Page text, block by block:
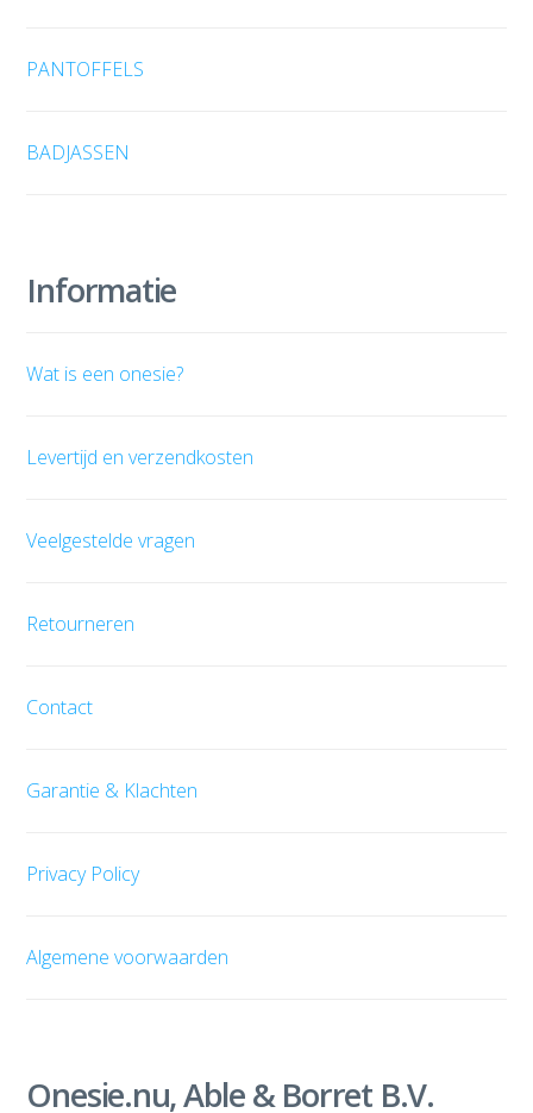
PANTOFFELS
BADJASSEN
Informatie
Wat is een onesie?
Levertijd en verzendkosten
Veelgestelde vragen
Retourneren
Contact
Garantie & Klachten
Privacy Policy
Algemene voorwaarden
Onesie.nu, Able & Borret B.V.